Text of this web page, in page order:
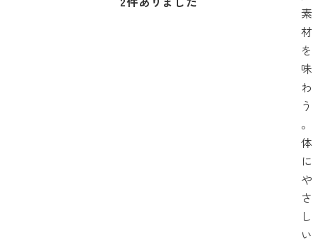
素
材
を
味
わ
う
。
体
に
や
さ
し
い